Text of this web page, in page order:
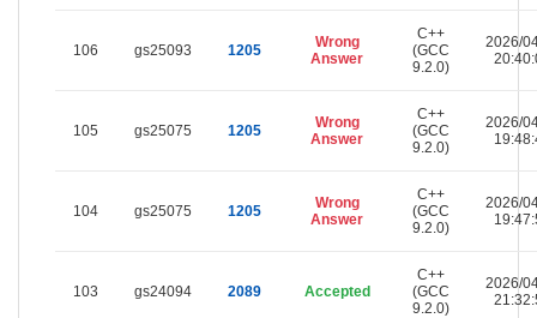
106 gs25093 1205
Wrong
Answer
C++
(GCC
9.2.0)
2026/
105 gs25075 1205
Wrong
Answer
C++
(GCC
9.2.0)
2026/
104 gs25075 1205
Wrong
Answer
C++
(GCC
9.2.0)
2026/
103 gs24094 2089 Accepted
C++
(GCC
9.2.0)
2026/